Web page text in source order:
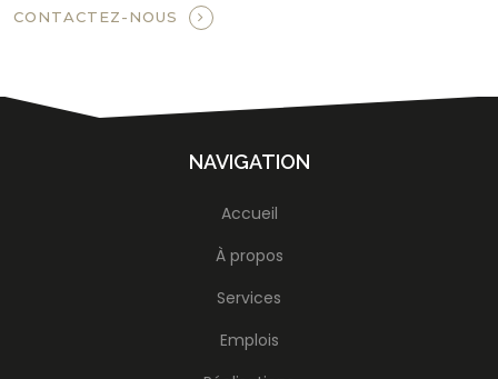
CONTACTEZ-NOUS
NAVIGATION
Accueil
À propos
Services
Emplois